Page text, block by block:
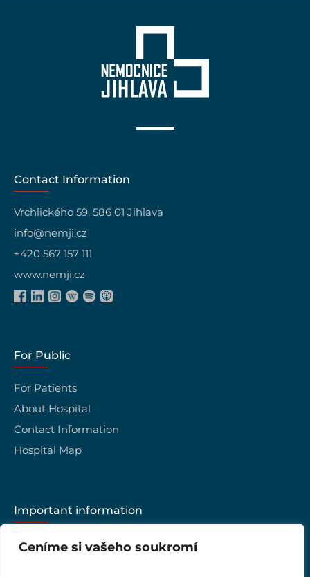
Ceníme si vašeho soukromí
Contact Information
Vrchlického 59, 586 01 Jihlava
info@nemji.cz
+420 567 157 111
www.nemji.cz
For Public
For Patients
About Hospital
Contact Information
Hospital Map
Important information
Career